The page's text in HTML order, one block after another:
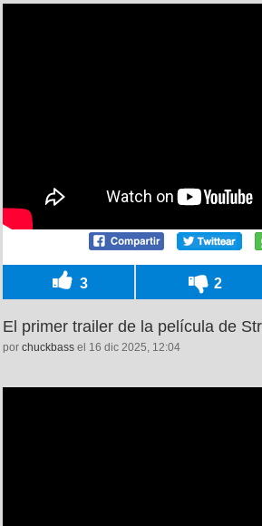
3 2
El primer trailer de la película de
por chuckbass el 16 dic 2025, 12:04